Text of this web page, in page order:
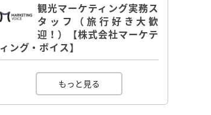
観光マーケティング実務ス
タッフ（旅行好き大歓
迎！）【株式会社マーケテ
ィング・ボイス】
もっと見る